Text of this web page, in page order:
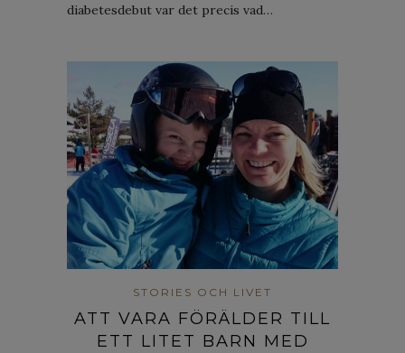
diabetesdebut var det precis vad…
STORIES OCH LIVET
ATT VARA FÖRÄLDER TILL
ETT LITET BARN MED